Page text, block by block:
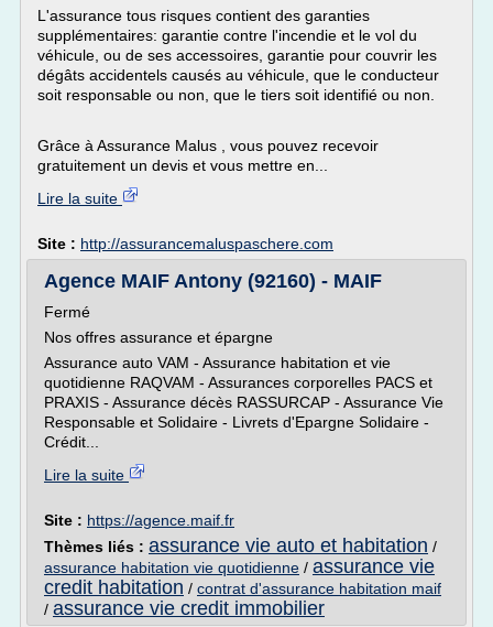
L'assurance tous risques contient des garanties
supplémentaires: garantie contre l'incendie et le vol du
véhicule, ou de ses accessoires, garantie pour couvrir les
dégâts accidentels causés au véhicule, que le conducteur
soit responsable ou non, que le tiers soit identifié ou non.
Grâce à Assurance Malus , vous pouvez recevoir
gratuitement un devis et vous mettre en...
Lire la suite
Site : http://assurancemaluspaschere.com
Agence MAIF Antony (92160) - MAIF
Fermé
Nos offres assurance et épargne
Assurance auto VAM - Assurance habitation et vie
quotidienne RAQVAM - Assurances corporelles PACS et
PRAXIS - Assurance décès RASSURCAP - Assurance Vie
Responsable et Solidaire - Livrets d'Epargne Solidaire -
Crédit...
Lire la suite
Site : https://agence.maif.fr
Thèmes liés : assurance vie auto et habitation /
assurance habitation vie quotidienne / assurance vie
credit habitation / contrat d'assurance habitation maif
/ assurance vie credit immobilier